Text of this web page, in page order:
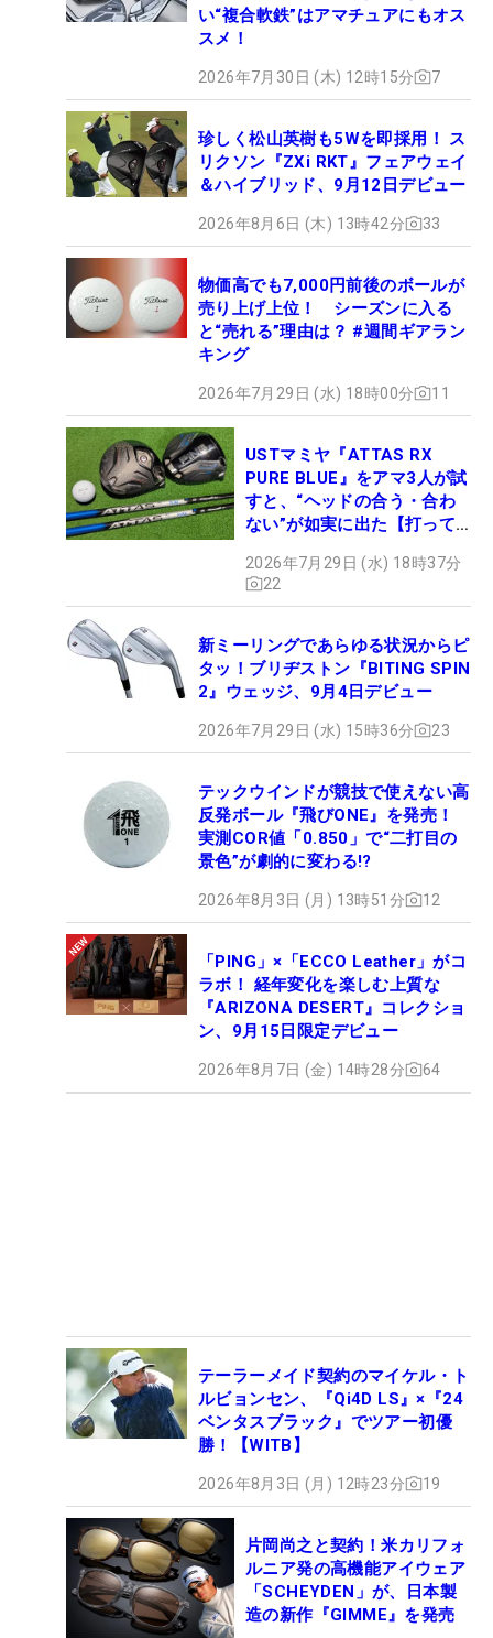
い“複合軟鉄”はアマチュアにもオス
スメ！
2026年7月30日 (木) 12時15分 7
珍しく松山英樹も5Wを即採用！ ス
リクソン『ZXi RKT』フェアウェイ
＆ハイブリッド、9月12日デビュー
2026年8月6日 (木) 13時42分 33
物価高でも7,000円前後のボールが
売り上げ上位！ シーズンに入る
と“売れる”理由は？ #週間ギアラン
キング
2026年7月29日 (水) 18時00分 11
USTマミヤ『ATTAS RX
PURE BLUE』をアマ3人が試
すと、“ヘッドの合う・合わ
ない”が如実に出た【打って
2026年7月29日 (水) 18時37分
22
新ミーリングであらゆる状況からピ
タッ！ブリヂストン『BITING SPIN
2』ウェッジ、9月4日デビュー
2026年7月29日 (水) 15時36分 23
テックウインドが競技で使えない高
反発ボール『飛びONE』を発売！
実測COR値「0.850」で“二打目の
景色”が劇的に変わる!?
2026年8月3日 (月) 13時51分 12
「PING」×「ECCO Leather」がコ
ラボ！ 経年変化を楽しむ上質な
『ARIZONA DESERT』コレクショ
ン、9月15日限定デビュー
2026年8月7日 (金) 14時28分 64
テーラーメイド契約のマイケル・ト
ルビョンセン、『Qi4D LS』×『24
ベンタスブラック』でツアー初優
勝！【WITB】
2026年8月3日 (月) 12時23分 19
片岡尚之と契約！米カリフォ
ルニア発の高機能アイウェア
「SCHEYDEN」が、日本製
造の新作『GIMME』を発売